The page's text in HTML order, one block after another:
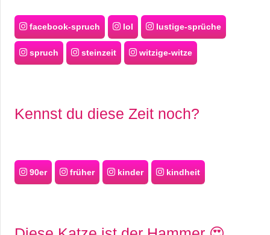
facebook-spruch lol lustige-sprüche
spruch steinzeit witzige-witze
Kennst du diese Zeit noch?
90er früher kinder kindheit